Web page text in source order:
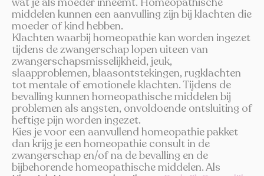
middelen kunnen een aanvulling zijn bij klachten die
moeder of kind hebben.
Klachten waarbij homeopathie kan worden ingezet
tijdens de zwangerschap lopen uiteen van
zwangerschapsmisselijkheid, jeuk,
slaapproblemen, blaasontstekingen, rugklachten
tot mentale of emotionele klachten. Tijdens de
bevalling kunnen homeopathische middelen bij
problemen als angsten, onvoldoende ontsluiting of
heftige pijn worden ingezet.
Kies je voor een aanvullend homeopathie pakket
dan krijg je een homeopathie consult in de
zwangerschap en/of na de bevalling en de
bijbehorende homeopathische middelen. Als